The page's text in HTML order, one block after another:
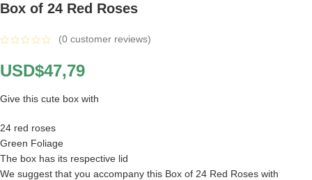
Box of 24 Red Roses
(0 customer reviews)
USD$47,79
Give this cute box with
24 red roses
Green Foliage
The box has its respective lid
We suggest that you accompany this Box of 24 Red Roses with